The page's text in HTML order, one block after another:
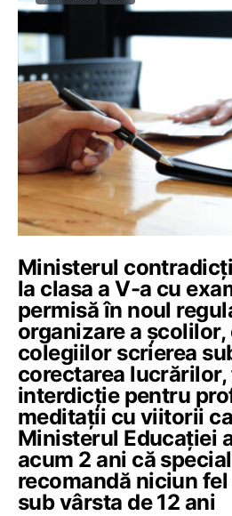
Ministerul
la clasa a V-a cu
permisă în noul
organizare a școlilor,
colegiilor scrierea
corectarea
interdicție pentru
meditații cu viitorii
Ministerul Educației
acum 2 ani că
recomandă niciun
sub vârsta de 12 ani